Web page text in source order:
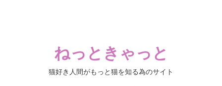
ねっときゃっと
猫好き人間がもっと猫を知る為のサイト